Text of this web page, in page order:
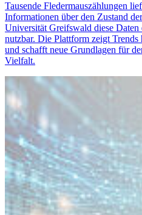
Tausende Fledermauszählungen
Informationen über den Zustand
Universität Greifswald diese Daten
nutzbar. Die Plattform zeigt Trends
und schafft neue Grundlagen für
Vielfalt.